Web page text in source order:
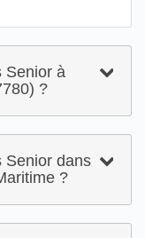
Senior à
?
Senior dans
?